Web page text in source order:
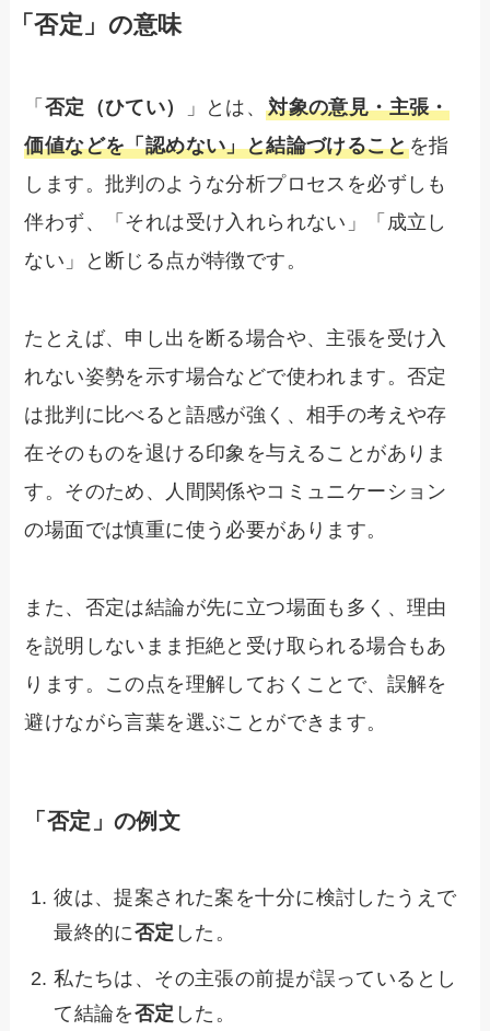
「否定」の意味
「 否定（ひてい） 」とは、対象の意見・主張・
価値などを「認めない」と結論づけることを指
します。批判のような分析プロセスを必ずしも
伴わず、「それは受け入れられない」「成立し
ない」と断じる点が特徴です。
たとえば、申し出を断る場合や、主張を受け入
れない姿勢を示す場合などで使われます。否定
は批判に比べると語感が強く、相手の考えや存
在そのものを退ける印象を与えることがありま
す。そのため、人間関係やコミュニケーション
の場面では慎重に使う必要があります。
また、否定は結論が先に立つ場面も多く、理由
を説明しないまま拒絶と受け取られる場合もあ
ります。この点を理解しておくことで、誤解を
避けながら言葉を選ぶことができます。
「否定」の例文
彼は、提案された案を十分に検討したうえで
最終的に否定 した。
私たちは、その主張の前提が誤っているとし
て結論を否定 した。